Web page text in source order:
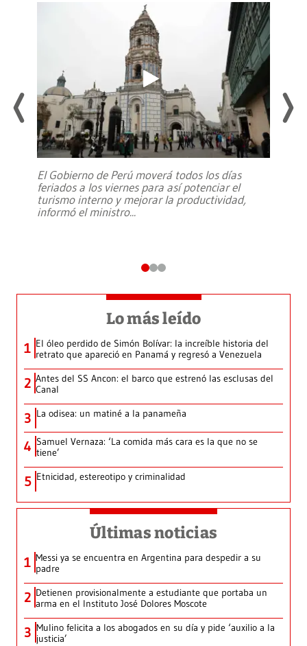
El Gobierno de Perú moverá todos los días
feriados a los viernes para así potenciar el
turismo interno y mejorar la productividad,
informó el ministro...
Lo más leído
1 El óleo perdido de Simón Bolívar: la increíble historia del
retrato que apareció en Panamá y regresó a Venezuela
2 Antes del SS Ancon: el barco que estrenó las esclusas del
Canal
3 La odisea: un matiné a la panameña
4 Samuel Vernaza: ‘La comida más cara es la que no se
tiene’
5 Etnicidad, estereotipo y criminalidad
Últimas noticias
1 Messi ya se encuentra en Argentina para despedir a su
padre
2 Detienen provisionalmente a estudiante que portaba un
arma en el Instituto José Dolores Moscote
3 Mulino felicita a los abogados en su día y pide ‘auxilio a la
justicia’